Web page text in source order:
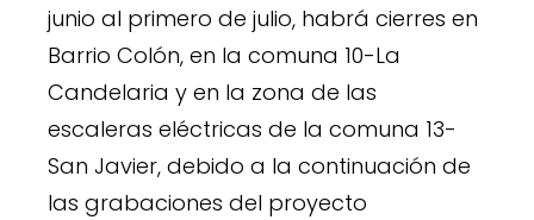
junio al primero de julio, habrá cierres en
Barrio Colón, en la comuna 10-La
Candelaria y en la zona de las
escaleras eléctricas de la comuna 13-
San Javier, debido a la continuación de
las grabaciones del proyecto